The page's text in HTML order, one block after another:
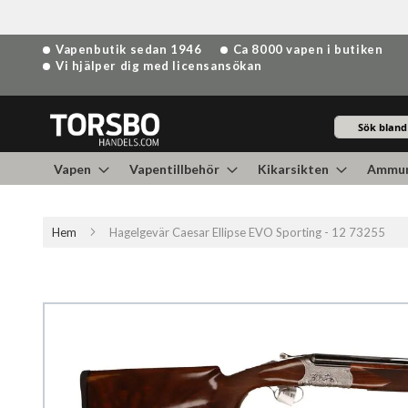
Hoppa
till
Vapenbutik sedan 1946
Ca 8000 vapen i butiken
Vi hjälper dig med licensansökan
Vapen Vapentillbehör Kikarsikten
Hem Hagelgevär Caesar Ellipse EVO Sporting - 12 73255
bildgalleriet